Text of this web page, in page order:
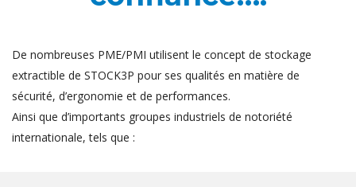
De nombreuses PME/PMI utilisent le concept de stockage
extractible de STOCK3P pour ses qualités en matière de
sécurité, d’ergonomie et de performances.
Ainsi que d’importants groupes industriels de notoriété
internationale, tels que :